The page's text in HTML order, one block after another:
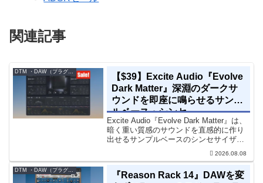
関連記事
DTM ・DAW（プラグイン、シンセなど）のセール情報
【$39】Excite Audio『Evolve
Dark Matter』深淵のダークサ
ウンドを即座に鳴らせるサンプ
ルベース・シンセ
Excite Audio『Evolve Dark Matter』は、
暗く重い質感のサウンドを直感的に作り
出せるサンプルベースのシンセサイザー
です。ダークD&Bやアトモスフェリッ
ク・テクノ、シネマティック作品に適し
2026.08.08
DTM ・DAW（プラグイン、シンセなど）のセール情報
『Reason Rack 14』DAWを変